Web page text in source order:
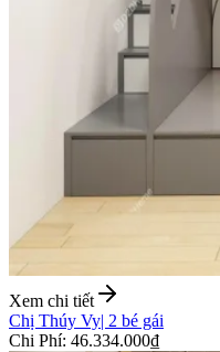
Xem chi tiết
Chị Thúy Vy| 2 bé gái
Chi Phí: 46.334.000₫